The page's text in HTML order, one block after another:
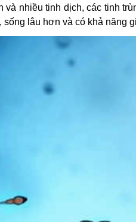
và nhiều tinh dịch, các tinh
sống lâu hơn và có khả năng